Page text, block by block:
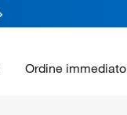
Ordine immediato